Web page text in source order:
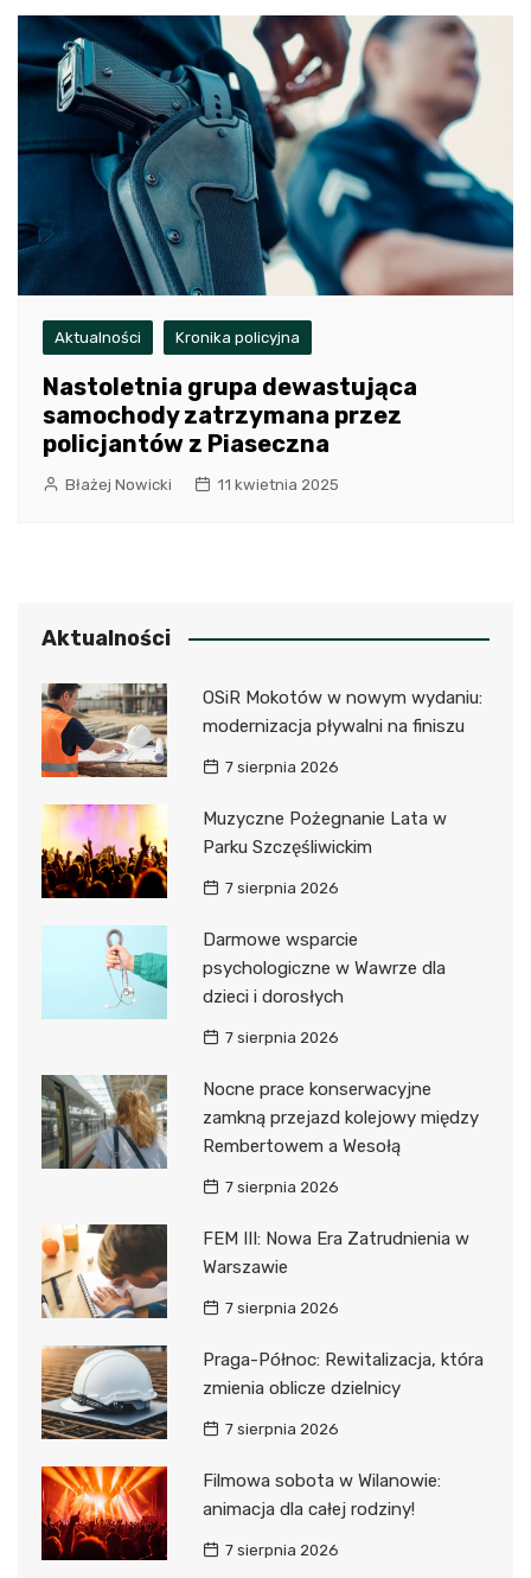
Aktualności Kronika policyjna
Nastoletnia grupa dewastująca
samochody zatrzymana przez
policjantów z Piaseczna
Błażej Nowicki 11 kwietnia 2025
Aktualności
OSiR Mokotów w nowym wydaniu:
modernizacja pływalni na finiszu
7 sierpnia 2026
Muzyczne Pożegnanie Lata w
Parku Szczęśliwickim
7 sierpnia 2026
Darmowe wsparcie
psychologiczne w Wawrze dla
dzieci i dorosłych
7 sierpnia 2026
Nocne prace konserwacyjne
zamkną przejazd kolejowy między
Rembertowem a Wesołą
7 sierpnia 2026
FEM III: Nowa Era Zatrudnienia w
Warszawie
7 sierpnia 2026
Praga-Północ: Rewitalizacja, która
zmienia oblicze dzielnicy
7 sierpnia 2026
Filmowa sobota w Wilanowie:
animacja dla całej rodziny!
7 sierpnia 2026